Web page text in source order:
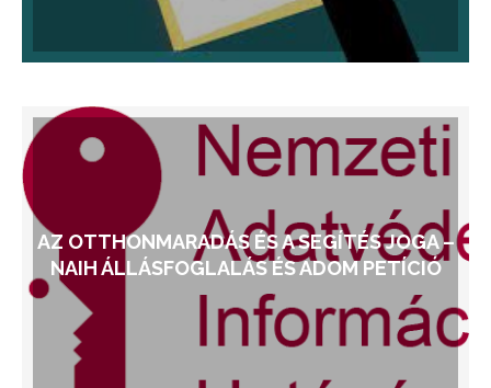
AZ OTTHONMARADÁS ÉS A SEGÍTÉS JOGA –
NAIH ÁLLÁSFOGLALÁS ÉS ADOM PETÍCIÓ